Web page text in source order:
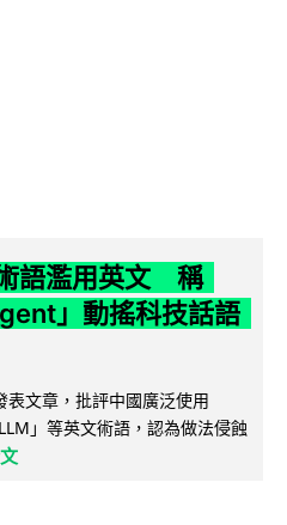
語濫用英文 稱
」動搖科技話語
文章，批評中國廣泛使用
」等英文術語，認為做法侵蝕